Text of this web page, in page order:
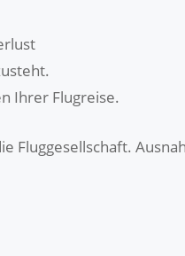
Ihrer Flugreise.
Fluggesellschaft.